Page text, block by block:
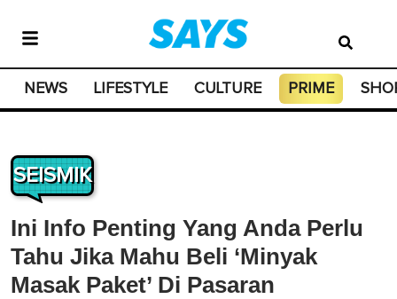
NEWS LIFESTYLE CULTURE PRIME
SEISMIK
Ini Info Penting Yang Anda Perlu
Tahu Jika Mahu Beli ‘Minyak
Masak Paket’ Di Pasaran